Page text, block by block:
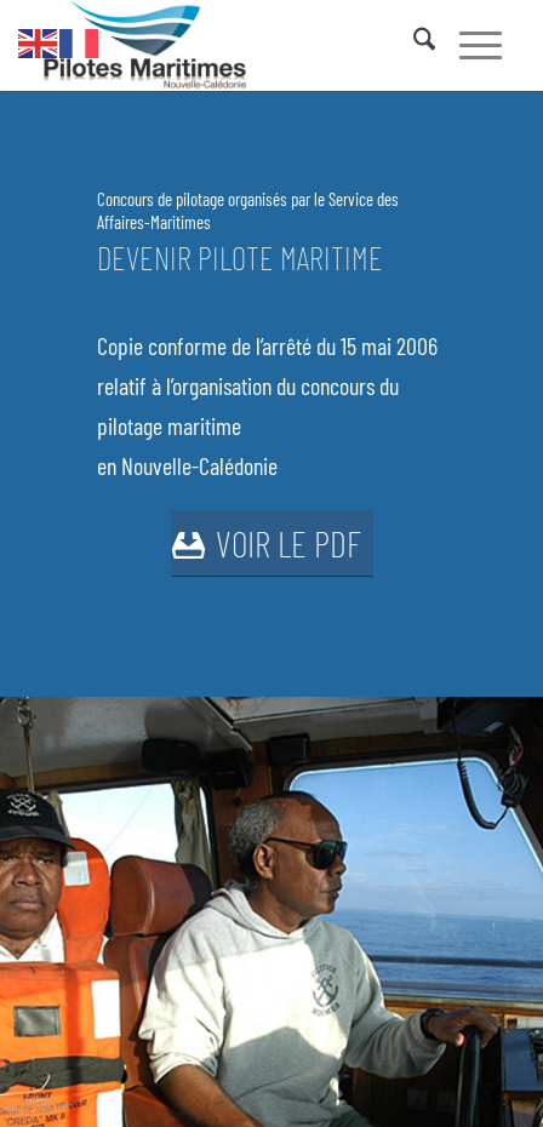
Concours de pilotage organisés par le Service des
Affaires-Maritimes
DEVENIR PILOTE MARITIME
Copie conforme de l’arrêté du 15 mai 2006
relatif à l’organisation du concours du
pilotage maritime
en Nouvelle-Calédonie
VOIR LE PDF